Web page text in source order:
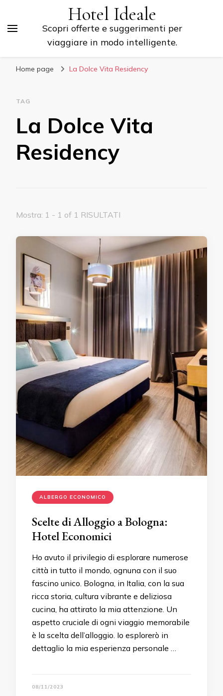
Hotel Ideale
Scopri offerte e suggerimenti per
viaggiare in modo intelligente.
Home page La Dolce Vita Residency
TAG
La Dolce Vita
Residency
Mostra: 1 - 1 of 1 RISULTATI
ALBERGO ECONOMICO
Scelte di Alloggio a Bologna:
Hotel Economici
Ho avuto il privilegio di esplorare numerose
città in tutto il mondo, ognuna con il suo
fascino unico. Bologna, in Italia, con la sua
ricca storia, cultura vibrante e deliziosa
cucina, ha attirato la mia attenzione. Un
aspetto cruciale di ogni viaggio memorabile
è la scelta dell’alloggio. Io esplorerò in
dettaglio la mia esperienza personale …
08/11/2023